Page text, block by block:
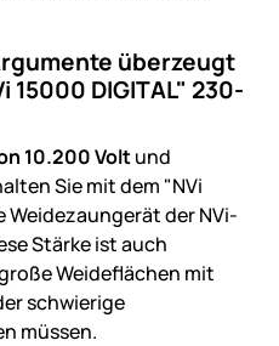
überzeugt
15000 DIGITAL" 230-
10.200 Voltund
Sie mit dem "NVi
Weidezaungerät der NVi-
Stärke ist auch
Weideflächen mit
schwierige
müssen.